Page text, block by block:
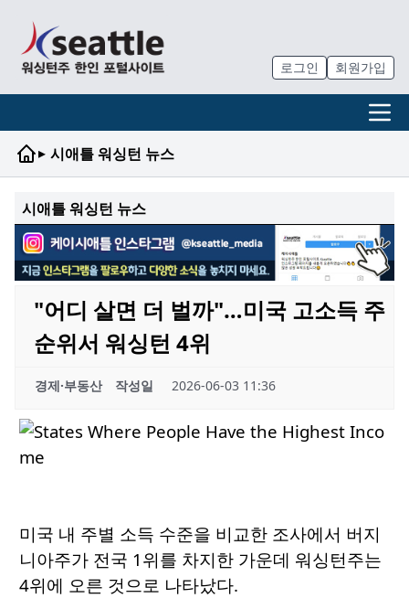
로그인 회원가입
▸ 시애틀 워싱턴 뉴스
시애틀 워싱턴 뉴스
"어디 살면 더 벌까"…미국 고소득 주
순위서 워싱턴 4위
경제·부동산 작성일 2026-06-03 11:36
미국 내 주별 소득 수준을 비교한 조사에서 버지
니아주가 전국 1위를 차지한 가운데 워싱턴주는
4위에 오른 것으로 나타났다.